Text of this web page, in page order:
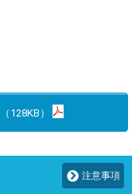
（128KB）
注意事項